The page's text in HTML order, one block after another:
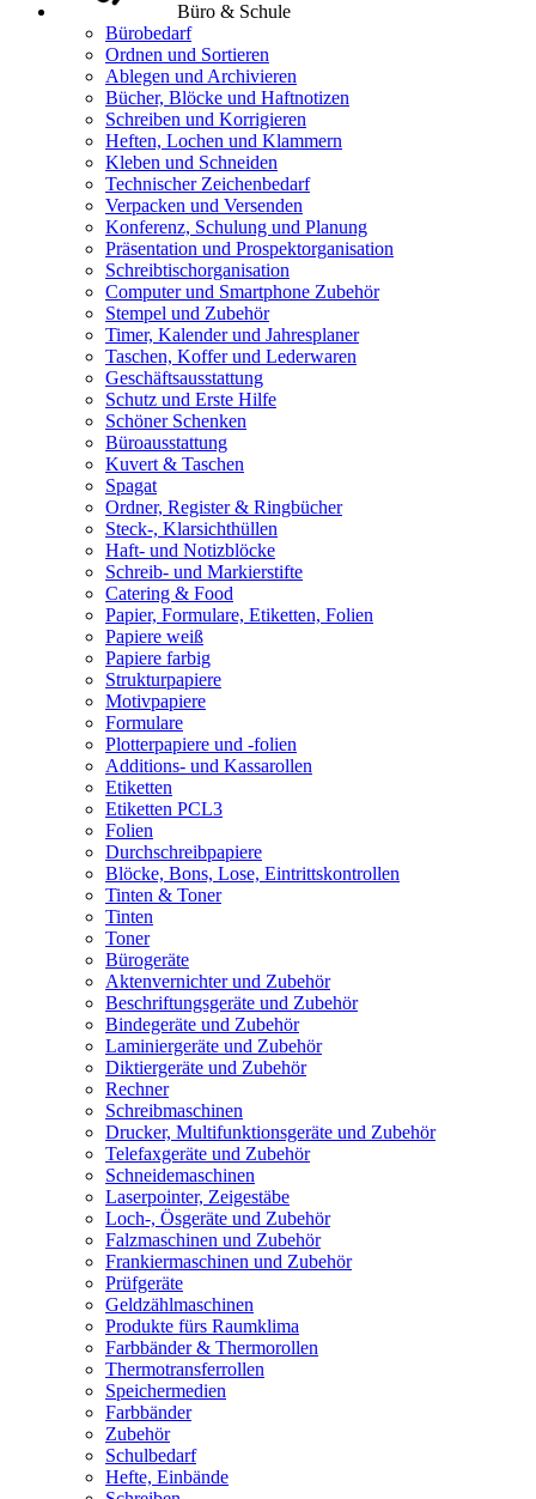
Büro & Schule
Bürobedarf
Ordnen und Sortieren
Ablegen und Archivieren
Bücher, Blöcke und Haftnotizen
Schreiben und Korrigieren
Heften, Lochen und Klammern
Kleben und Schneiden
Technischer Zeichenbedarf
Verpacken und Versenden
Konferenz, Schulung und Planung
Präsentation und Prospektorganisation
Schreibtischorganisation
Computer und Smartphone Zubehör
Stempel und Zubehör
Timer, Kalender und Jahresplaner
Taschen, Koffer und Lederwaren
Geschäftsausstattung
Schutz und Erste Hilfe
Schöner Schenken
Büroausstattung
Kuvert & Taschen
Spagat
Ordner, Register & Ringbücher
Steck-, Klarsichthüllen
Haft- und Notizblöcke
Schreib- und Markierstifte
Catering & Food
Papier, Formulare, Etiketten, Folien
Papiere weiß
Papiere farbig
Strukturpapiere
Motivpapiere
Formulare
Plotterpapiere und -folien
Additions- und Kassarollen
Etiketten
Etiketten PCL3
Folien
Durchschreibpapiere
Blöcke, Bons, Lose, Eintrittskontrollen
Tinten & Toner
Tinten
Toner
Bürogeräte
Aktenvernichter und Zubehör
Beschriftungsgeräte und Zubehör
Bindegeräte und Zubehör
Laminiergeräte und Zubehör
Diktiergeräte und Zubehör
Rechner
Schreibmaschinen
Drucker, Multifunktionsgeräte und Zubehör
Telefaxgeräte und Zubehör
Schneidemaschinen
Laserpointer, Zeigestäbe
Loch-, Ösgeräte und Zubehör
Falzmaschinen und Zubehör
Frankiermaschinen und Zubehör
Prüfgeräte
Geldzählmaschinen
Produkte fürs Raumklima
Farbbänder & Thermorollen
Thermotransferrollen
Speichermedien
Farbbänder
Zubehör
Schulbedarf
Hefte, Einbände